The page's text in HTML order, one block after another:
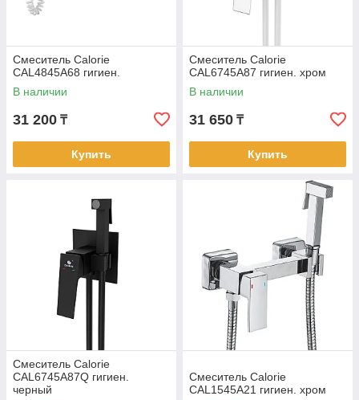
Смеситель Calorie
CAL4845A68 гигиен.
В наличии
31 200 ₸
Купить
Смеситель Calorie
CAL6745A87 гигиен. хром
В наличии
31 650 ₸
Купить
Смеситель Calorie
CAL6745A87Q гигиен.
черный
Смеситель Calorie
CAL1545A21 гигиен. хром